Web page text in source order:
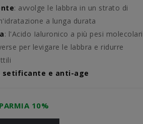
: avvolge le labbra in un strato di
a lunga durata
: l'Acido Ialuronico a più pesi molecolari
per levigare le labbra e ridurre
setificante e anti-age
10%